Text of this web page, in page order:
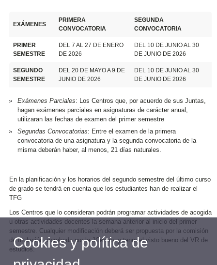
EXÁMENES
PRIMERA
CONVOCATORIA
SEGUNDA
CONVOCATORIA
PRIMER
SEMESTRE
DEL 7 AL 27 DE ENERO
DE 2026
DEL 10 DE JUNIO AL 30
DE JUNIO DE 2026
SEGUNDO
SEMESTRE
DEL 20 DE MAYO A 9 DE
JUNIO DE 2026
DEL 10 DE JUNIO AL 30
DE JUNIO DE 2026
Exámenes Parciales: Los Centros que, por acuerdo de sus Juntas,
hagan exámenes parciales en asignaturas de carácter anual,
utilizaran las fechas de examen del primer semestre
Segundas Convocatorias: Entre el examen de la primera
convocatoria de una asignatura y la segunda convocatoria de la
misma deberán haber, al menos, 21 días naturales.
En la planificación y los horarios del segundo semestre del último curso
de grado se tendrá en cuenta que los estudiantes han de realizar el
TFG
Los Centros que lo consideran podrán programar actividades de acogida
u otras actividades docentes la semana anterior al inicio del primer
semestre. Cualquier modificación deberá ser propuesta por la comisión
de titulación, aprobada por la JCentro, y tener el visto bueno del VR de
estudios.
Cookies y política de